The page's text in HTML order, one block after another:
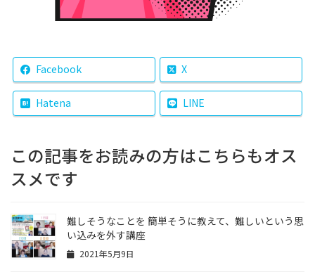
Facebook X
Hatena LINE
この記事をお読みの方はこちらもオス
スメです
難しそうなことを 簡単そうに教えて、難しいという思
い込みを外す講座
2021年5月9日